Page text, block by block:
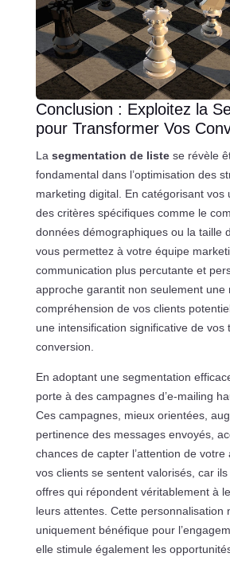
Conclusion : Exploitez la
pour Transformer Vos
La segmentation de listese révèle
fondamental dans l’optimisation des
marketing digital. En catégorisant vos
des critères spécifiques comme le
données démographiques ou la taille
vous permettez à votre équipe
communication plus percutante et
approche garantit non seulement une
compréhension de vos clients
une intensification significative de vos
conversion.
En adoptant une segmentation
porte à des campagnes d’e-mailing
Ces campagnes, mieux orientées,
pertinence des messages envoyés,
chances de capter l’attention de votre
vos clients se sentent valorisés, car
offres qui répondent véritablement à
leurs attentes. Cette personnalisation
uniquement bénéfique pour
elle stimule également les